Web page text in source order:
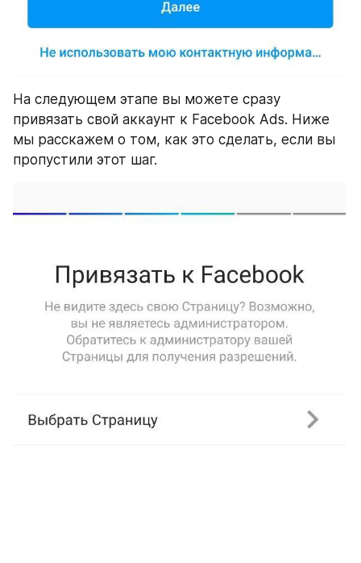
На следующем этапе вы можете сразу
привязать свой аккаунт к Facebook Ads. Ниже
мы расскажем о том, как это сделать, если вы
пропустили этот шаг.